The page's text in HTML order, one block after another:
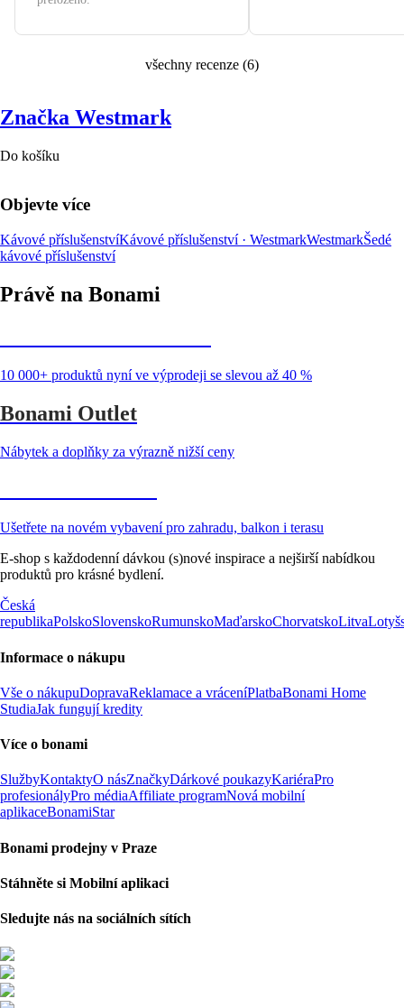
všechny recenze (6)
Značka Westmark
Do košíku
Objevte více
Kávové příslušenstvíKávové příslušenství · WestmarkWestmarkŠedé
kávové příslušenství
Právě na Bonami
10 000+ produktů nyní ve výprodeji se slevou až 40 %
Bonami Outlet
Nábytek a doplňky za výrazně nižší ceny
Ušetřete na novém vybavení pro zahradu, balkon i terasu
E-shop s každodenní dávkou (s)nové inspirace a nejširší nabídkou
produktů pro krásné bydlení.
Česká
republikaPolskoSlovenskoRumunskoMaďarskoChorvatskoLitva
Informace o nákupu
Vše o nákupuDopravaReklamace a vráceníPlatbaBonami Home
StudiaJak fungují kredity
Více o bonami
SlužbyKontaktyO násZnačkyDárkové poukazyKariéraPro
profesionályPro médiaAffiliate programNová mobilní
aplikaceBonamiStar
Bonami prodejny v Praze
Stáhněte si Mobilní aplikaci
Sledujte nás na sociálních sítích